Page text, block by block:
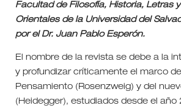
Facultad de Filosofía, Historia, Letras
Orientales de la Universidad del
por el Dr. Juan Pablo Esperón.
El nombre de la revista se debe a la
y profundizar críticamente el marco
Pensamiento (Rosenzweig) y del
(Heidegger), estudiados desde el año